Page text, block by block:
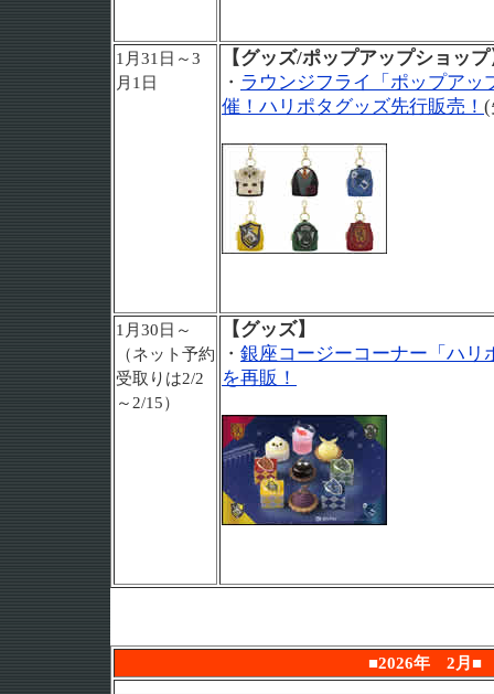
1月31日～3
月1日
【グッズ/ポップアップショップ
・ ラウンジフライ「ポップアッ
催！ハリポタグッズ先行販売！ (
1月30日～
（ネット予約
受取りは2/2
～2/15）
【グッズ】
・ 銀座コージーコーナー「ハリ
を再販！
■2026年 2月■